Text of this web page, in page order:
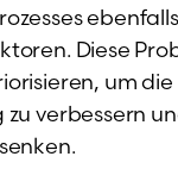
ebenfalls
Diese
um die
verbessern